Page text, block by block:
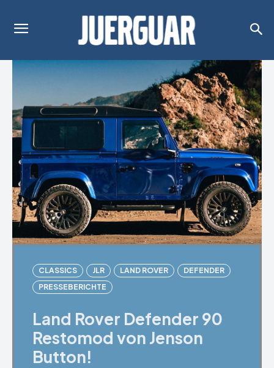
CLASSICS JLR LAND ROVER
DEFENDER
PRESSEBERICHTE
Land Rover Defender 90
Restomod von Jenson
Button!